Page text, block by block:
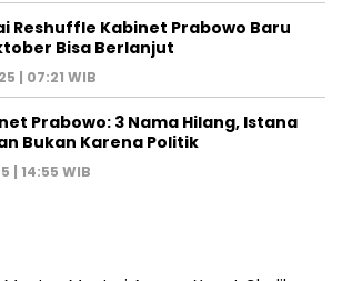
Reshuffle Kabinet Prabowo Baru
Bisa Berlanjut
| 07:21 WIB
Prabowo: 3 Nama Hilang, Istana
Bukan Karena Politik
| 14:55 WIB